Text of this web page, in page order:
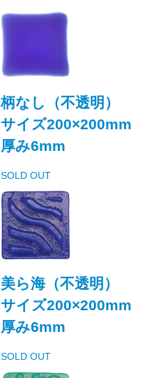
柄なし（不透明）
サイズ200×200mm
厚み6mm
SOLD OUT
美ら海（不透明）
サイズ200×200mm
厚み6mm
SOLD OUT